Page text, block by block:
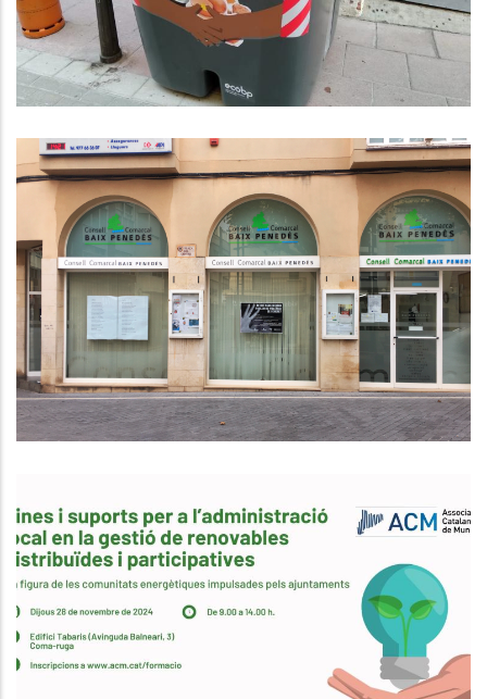
Gener De 2025
Medi
El Consell Comarcal Del Baix
Penedès No Farà Lots De Nadal
Als Seus Treballadors Seguint Una
Resolució Del Tribunal De
Comptes
Altres
Eines I Suports Per A
L’administració Local En La Gestió
De Renovables Distribuïdes I
Participatives. La Figura De Les
Impulsades Pels Ajuntaments